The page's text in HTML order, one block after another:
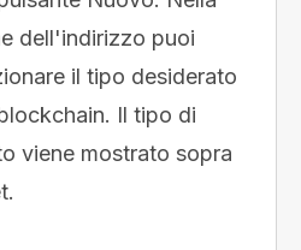
dell'indirizzo puoi
il tipo desiderato
Il tipo di
viene mostrato sopra